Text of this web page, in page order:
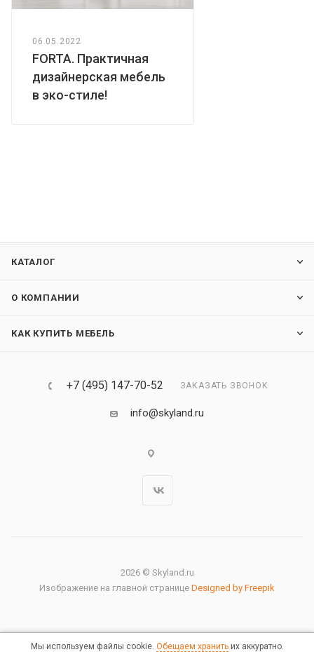
06.05.2022
FORTA. Практичная
дизайнерская мебель
в эко-стиле!
КАТАЛОГ
О КОМПАНИИ
КАК КУПИТЬ МЕБЕЛЬ
+7 (495) 147-70-52 ЗАКАЗАТЬ ЗВОНОК
info@skyland.ru
2026 © Skyland.ru
Изображение на главной странице Designed by Freepik
Правовая информация
Мы используем файлы cookie. Обещаем хранитьих аккуратно.